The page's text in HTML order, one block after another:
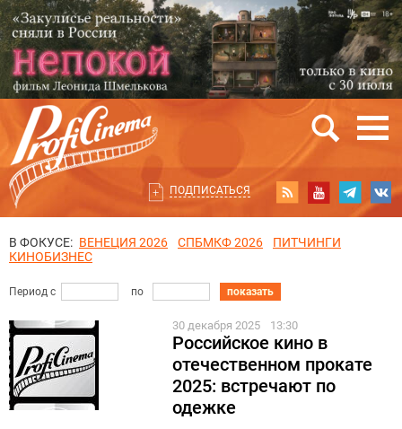
ПОДПИСАТЬСЯ
В ФОКУСЕ: ВЕНЕЦИЯ 2026 СПБМКФ 2026
ПИТЧИНГИ
КИНОБИЗНЕС
Период с по показать
30 декабря 2025 13:30
Российское кино в
отечественном прокате
2025: встречают по
одежке